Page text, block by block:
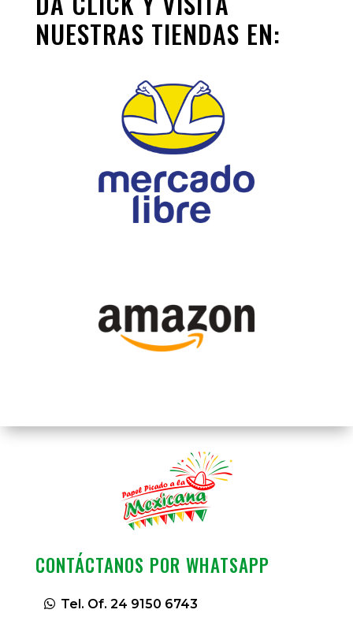
NUESTRAS TIENDAS EN:
CONTÁCTANOS POR WHATSAPP
Tel. Of. 24 9150 6743